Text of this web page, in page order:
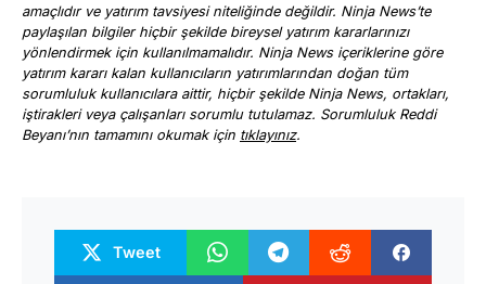
amaçlıdır ve yatırım tavsiyesi niteliğinde değildir. Ninja News’te
paylaşılan bilgiler hiçbir şekilde bireysel yatırım kararlarınızı
yönlendirmek için kullanılmamalıdır. Ninja News içeriklerine göre
yatırım kararı kalan kullanıcıların yatırımlarından doğan tüm
sorumluluk kullanıcılara aittir, hiçbir şekilde Ninja News, ortakları,
iştirakleri veya çalışanları sorumlu tutulamaz. Sorumluluk Reddi
Beyanı’nın tamamını okumak için tıklayınız.
Tweet